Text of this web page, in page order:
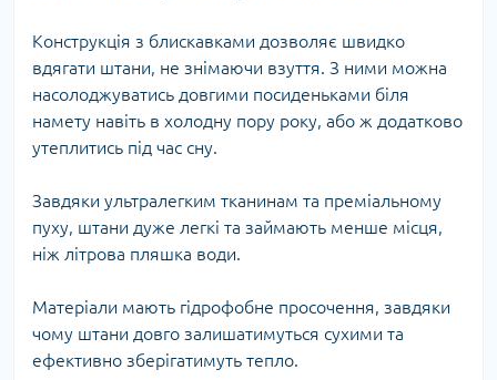
Конструкція з блискавками дозволяє швидко
вдягати штани, не знімаючи взуття. З ними можна
насолоджуватись довгими посиденьками біля
намету навіть в холодну пору року, або ж додатково
утеплитись під час сну.
Завдяки ультралегким тканинам та преміальному
пуху, штани дуже легкі та займають менше місця,
ніж літрова пляшка води.
Матеріали мають гідрофобне просочення, завдяки
чому штани довго залишатимуться сухими та
ефективно зберігатимуть тепло.